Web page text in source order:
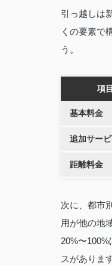
引っ越しは
くの要素で
う。
項目
基本料金
追加サー
距離料金
次に、都市
用が他の地
20%〜
スがありま